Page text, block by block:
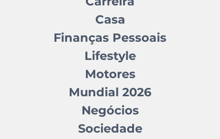
Casa
Finanças Pessoais
Lifestyle
Motores
Mundial 2026
Negócios
Sociedade